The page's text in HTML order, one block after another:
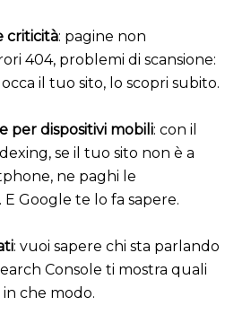
criticità: pagine non
404, problemi di scansione:
il tuo sito, lo scopri subito.
per dispositivi mobili: con il
se il tuo sito non è a
ne paghi le
Google te lo fa sapere.
: vuoi sapere chi sta parlando
Console ti mostra quali
che modo.